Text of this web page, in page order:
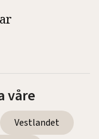
våre
Vestlandet